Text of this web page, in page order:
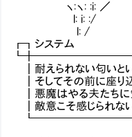
ヽ:ヽ: :i: ／ ヽ
l: i: :/ ヽ
l: / }ヽ:.:.:.:.|
┏┓
┃耐えられない匂いとい
┃そしてその前に座り
┃悪魔はやる夫たちに
┃敵意こそ感じられない